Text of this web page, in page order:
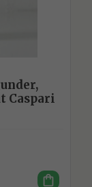
Caspari
shopping_bag